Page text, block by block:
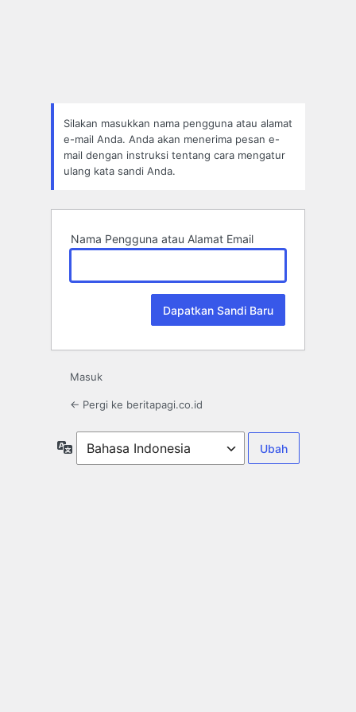
Silakan masukkan nama pengguna atau alamat
e-mail Anda. Anda akan menerima pesan e-
mail dengan instruksi tentang cara mengatur
ulang kata sandi Anda.
Nama Pengguna atau Alamat Email
Masuk
← Pergi ke beritapagi.co.id
Bahasa